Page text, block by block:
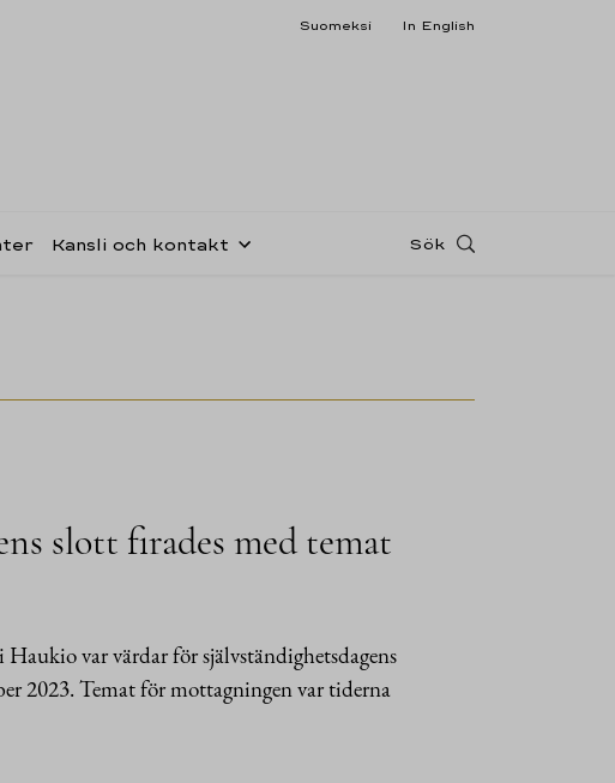
Suomeksi In English
Kansli och kontakt Sök
slott firades med temat
var värdar för självständighetsdagens
2023. Temat för mottagningen var tiderna